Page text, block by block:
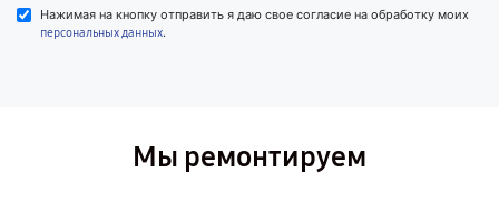
Нажимая на кнопку отправить я даю свое согласие на обработку моих
персональных данных.
Мы ремонтируем